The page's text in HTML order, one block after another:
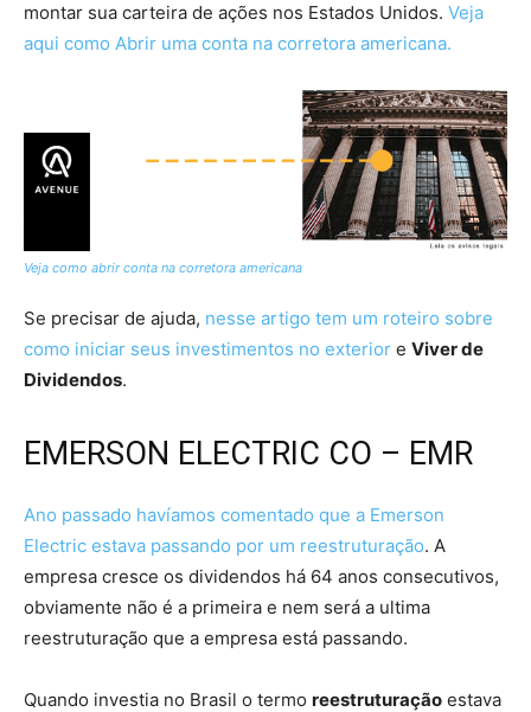
montar sua carteira de ações nos Estados Unidos. Veja
aqui como Abrir uma conta na corretora americana.
Veja como abrir conta na corretora americana
Se precisar de ajuda, nesse artigo tem um roteiro sobre
como iniciar seus investimentos no exterior e Viver de
Dividendos.
EMERSON ELECTRIC CO – EMR
Ano passado havíamos comentado que a Emerson
Electric estava passando por um reestruturação. A
empresa cresce os dividendos há 64 anos consecutivos,
obviamente não é a primeira e nem será a ultima
reestruturação que a empresa está passando.
Quando investia no Brasil o termo reestruturação estava